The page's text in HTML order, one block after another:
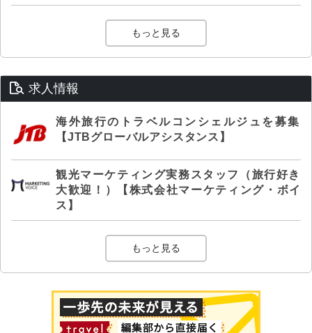
もっと見る
求人情報
海外旅行のトラベルコンシェルジュを募集
【JTBグローバルアシスタンス】
観光マーケティング実務スタッフ（旅行好き
大歓迎！）【株式会社マーケティング・ボイ
ス】
もっと見る